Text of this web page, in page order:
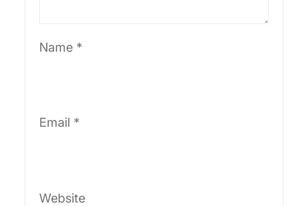
Name *
Email *
Website